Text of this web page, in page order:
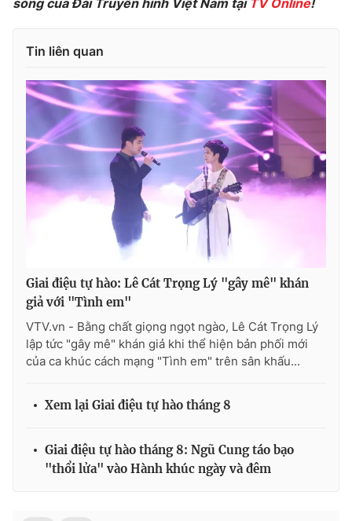
Ðiện thoại Thời báo VTV: 024.66 897 897
Liên hệ quảng cáo:
® Cấm sao chép dưới mọi hình thức nếu không có sự chấp
thuận bằng văn bản. Ghi rõ nguồn VTV.vn khi phát hành lại
thông tin từ website này.
sóng của Đài Truyền hình Việt Nam tại TV Online!
Tin liên quan
Giai điệu tự hào: Lê Cát Trọng Lý "gây mê" khán
giả với "Tình em"
VTV.vn - Bằng chất giọng ngọt ngào, Lê Cát Trọng Lý
lập tức "gây mê" khán giả khi thể hiện bản phối mới
của ca khúc cách mạng "Tình em" trên sân khấu...
Xem lại Giai điệu tự hào tháng 8
Giai điệu tự hào tháng 8: Ngũ Cung táo bạo
"thổi lửa" vào Hành khúc ngày và đêm